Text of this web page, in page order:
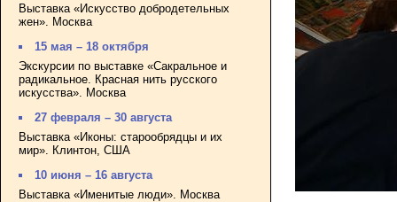
Выставка «Искусство добродетельных
жен». Москва
15 мая – 18 октября
Экскурсии по выставке «Сакральное и
радикальное. Красная нить русского
искусства». Москва
27 февраля – 30 августа
Выставка «Иконы: старообрядцы и их
мир». Клинтон, США
10 июня – 16 августа
Выставка «Именитые люди». Москва